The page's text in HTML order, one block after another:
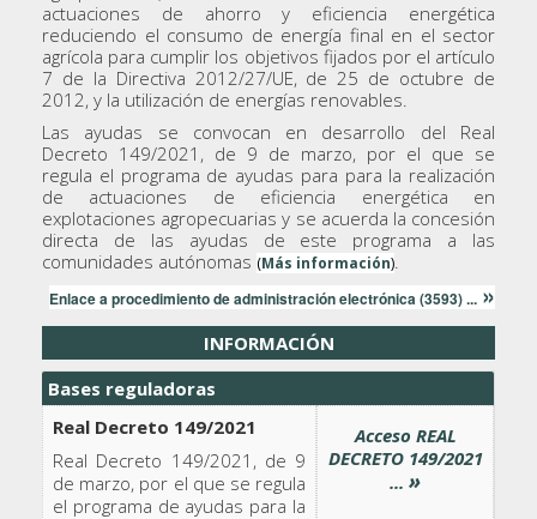
actuaciones de ahorro y eficiencia energética
reduciendo el consumo de energía final en el sector
agrícola para cumplir los objetivos fijados por el artículo
7 de la Directiva 2012/27/UE, de 25 de octubre de
2012, y la utilización de energías renovables.
Las ayudas se convocan en desarrollo del Real
Decreto 149/2021, de 9 de marzo, por el que se
regula el programa de ayudas para para la realización
de actuaciones de eficiencia energética en
explotaciones agropecuarias y se acuerda la concesión
directa de las ayudas de este programa a las
comunidades autónomas (Más información)
Enlace a procedimiento de administración electrónica (3593) ... »
INFORMACIÓN
Bases reguladoras
Real Decreto 149/2021
Real Decreto 149/2021, de 9
de marzo, por el que se regula
el programa de ayudas para la
Acceso REAL
DECRETO 149/2021
... »